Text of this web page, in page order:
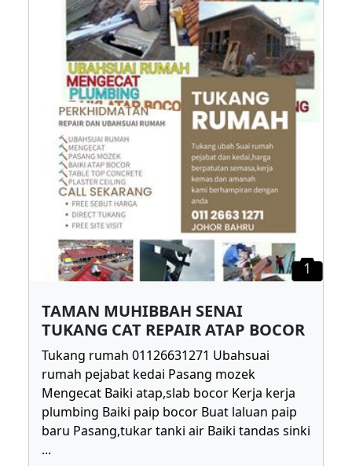
1
TAMAN MUHIBBAH SENAI
TUKANG CAT REPAIR ATAP BOCOR
Tukang rumah 01126631271 Ubahsuai
rumah pejabat kedai Pasang mozek
Mengecat Baiki atap,slab bocor Kerja kerja
plumbing Baiki paip bocor Buat laluan paip
baru Pasang,tukar tanki air Baiki tandas sinki
...